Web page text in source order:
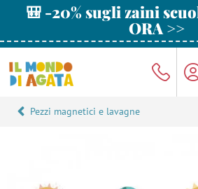
🎒 -20% sugli zaini
ORA >>
Pezzi magnetici e lavagne